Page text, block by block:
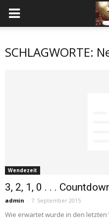
SCHLAGWORTE:
Wendezeit
3, 2, 1, 0 . . .
admin - 7. September 2015
Wie erwartet wurde in den letzten